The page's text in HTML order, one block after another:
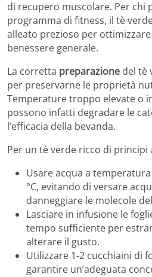
di recupero muscolare. Per chi
programma di fitness, il tè
alleato prezioso per
benessere generale.
La corretta preparazione del tè
per preservarne le proprietà
Temperature troppo elevate o
possono infatti degradare le
l’efficacia della bevanda.
Per un tè verde ricco di principi
Usare acqua a
°C, evitando di versare
danneggiare le molecole
Lasciare in infusione le
tempo sufficiente per
alterare il gusto.
Utilizzare 1-2 cucchiaini di
garantire un’adeguata